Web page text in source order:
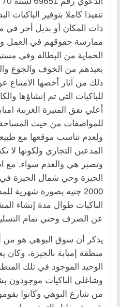
تنفيذا كاملا بتوفير الباكيات
ذات المكان أو بديل أخر في
ممارسة حقوقهم في العمل
الحماية من البطالة وفي
يعيذهم من الخوف والجوع
ذلك من آثار أخصها الامتناع
للباكيات التي تم إنشاؤها
أعلي نفق المنيرة الغربية
للمواصفات من حيث المساحة
ولعدم تناسب موقعها مع
المدعين التجاري ولكونها لا
وتصير هي والعدم سواء. مع
الجيزة وحي شمال الجيزة
2000 جنيه بصورة شهرية
الباكيات طوال مدة إنشاء
عن الصرف وحتي تمام
يذكر أن سوق البوهي هو من
منطقة إمبابة بالجيزة،
الوحيد الموجود في تلك
وشاغلي الباكيات موجودون
من شارع البوهي وكانوا